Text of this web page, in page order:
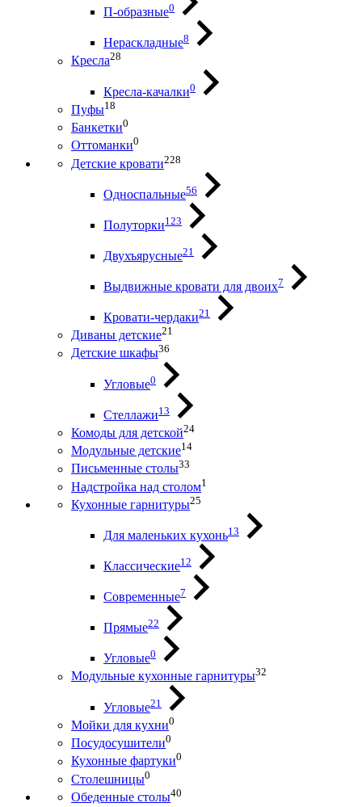
П-образные0
Нераскладные8
Кресла28
Кресла-качалки0
Пуфы18
Банкетки0
Оттоманки0
Детские кровати228
Односпальные56
Полуторки123
Двухъярусные21
Выдвижные кровати для двоих7
Кровати-чердаки21
Диваны детские21
Детские шкафы36
Угловые0
Стеллажи13
Комоды для детской24
Модульные детские14
Письменные столы33
Надстройка над столом1
Кухонные гарнитуры25
Для маленьких кухонь13
Классические12
Современные7
Прямые22
Угловые0
Модульные кухонные гарнитуры32
Угловые21
Мойки для кухни0
Посудосушители0
Кухонные фартуки0
Столешницы0
Обеденные столы40